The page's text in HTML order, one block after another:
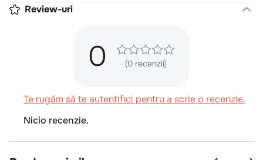
Review-uri
0 (0 recenzii)
Te rugăm să te autentifici pentru a scrie o recenzie.
Nicio recenzie.